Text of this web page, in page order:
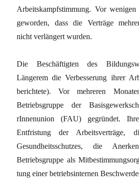
Arbeitskampfstimmung. Vor
geworden, dass die Verträge
nicht verlängert wurden.
Die Beschäftigten des
Längerem die Verbesserung ihrer
berichtete). Vor mehreren
Betriebsgruppe der
rInnenunion (FAU) gegründet.
Entfristung der Arbeitsverträge,
Gesundheitsschutzes, die
Betriebsgruppe als
tung einer betriebsinternen